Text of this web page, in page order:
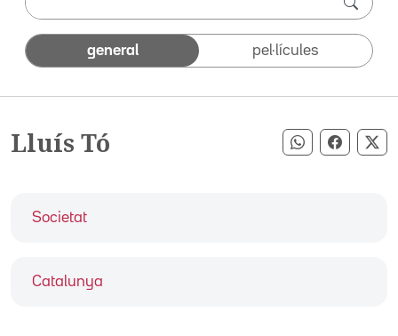
general pel·lícules
Lluís Tó Compartir
Societat
Catalunya